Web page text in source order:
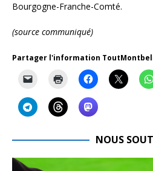
Bourgogne-Franche-Comté.
(source communiqué)
Partager l'information
NOUS